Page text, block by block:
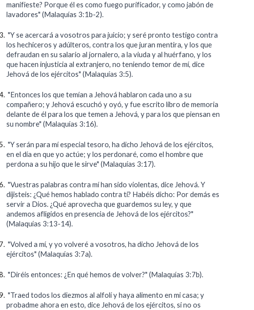
manifieste? Porque él es como fuego purificador, y como jabón de
lavadores" (Malaquías 3:1b-2).
"Y se acercará a vosotros para juicio; y seré pronto testigo contra
los hechiceros y adúlteros, contra los que juran mentira, y los que
defraudan en su salario al jornalero, a la viuda y al huérfano, y los
que hacen injusticia al extranjero, no teniendo temor de mí, dice
Jehová de los ejércitos" (Malaquías 3:5).
"Entonces los que temían a Jehová hablaron cada uno a su
compañero; y Jehová escuchó y oyó, y fue escrito libro de memoria
delante de él para los que temen a Jehová, y para los que piensan en
su nombre" (Malaquías 3:16).
"Y serán para mí especial tesoro, ha dicho Jehová de los ejércitos,
en el día en que yo actúe; y los perdonaré, como el hombre que
perdona a su hijo que le sirve" (Malaquías 3:17).
"Vuestras palabras contra mí han sido violentas, dice Jehová. Y
dijisteis: ¿Qué hemos hablado contra ti? Habéis dicho: Por demás es
servir a Dios. ¿Qué aprovecha que guardemos su ley, y que
andemos afligidos en presencia de Jehová de los ejércitos?"
(Malaquías 3:13-14).
"Volved a mí, y yo volveré a vosotros, ha dicho Jehová de los
ejércitos" (Malaquías 3:7a).
"Diréis entonces: ¿En qué hemos de volver?" (Malaquías 3:7b).
"Traed todos los diezmos al alfolí y haya alimento en mi casa; y
probadme ahora en esto, dice Jehová de los ejércitos, si no os